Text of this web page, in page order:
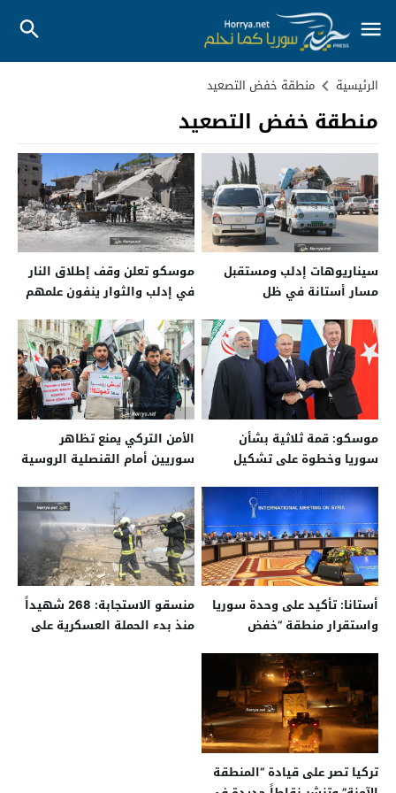
الرئيسية منطقة خفض التصعيد
منطقة خفض التصعيد
سيناريوهات إدلب ومستقبل
مسار أستانة في ظل
موسكو تعلن وقف إطلاق النار
في إدلب والثوار ينفون علمهم
موسكو: قمة ثلاثية بشأن
سوريا وخطوة على تشكيل
الأمن التركي يمنع تظاهر
سوريين أمام القنصلية الروسية
أستانا: تأكيد على وحدة سوريا
واستقرار منطقة “خفض
منسقو الاستجابة: 268 شهيداً
منذ بدء الحملة العسكرية على
تركيا تصر على قيادة “المنطقة